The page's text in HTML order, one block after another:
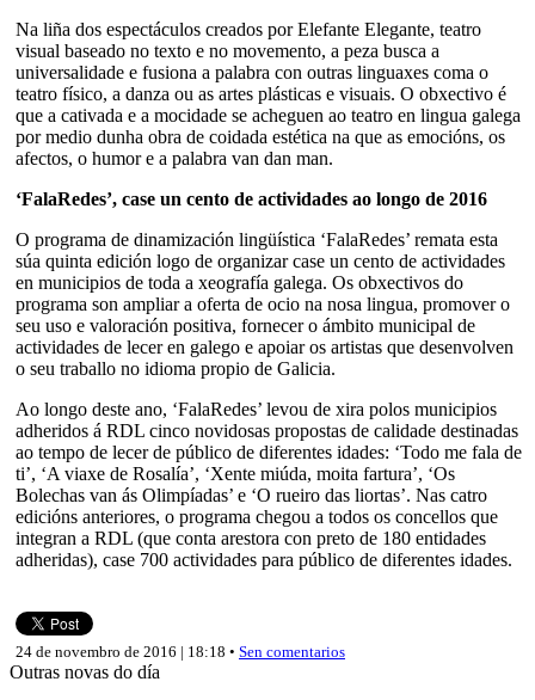
Na liña dos espectáculos creados por Elefante Elegante, teatro
visual baseado no texto e no movemento, a peza busca a
universalidade e fusiona a palabra con outras linguaxes coma o
teatro físico, a danza ou as artes plásticas e visuais. O obxectivo é
que a cativada e a mocidade se acheguen ao teatro en lingua galega
por medio dunha obra de coidada estética na que as emocións, os
afectos, o humor e a palabra van dan man.
‘FalaRedes’, case un cento de actividades ao longo de 2016
O programa de dinamización lingüística ‘FalaRedes’ remata esta
súa quinta edición logo de organizar case un cento de actividades
en municipios de toda a xeografía galega. Os obxectivos do
programa son ampliar a oferta de ocio na nosa lingua, promover o
seu uso e valoración positiva, fornecer o ámbito municipal de
actividades de lecer en galego e apoiar os artistas que desenvolven
o seu traballo no idioma propio de Galicia.
Ao longo deste ano, ‘FalaRedes’ levou de xira polos municipios
adheridos á RDL cinco novidosas propostas de calidade destinadas
ao tempo de lecer de público de diferentes idades: ‘Todo me fala de
ti’, ‘A viaxe de Rosalía’, ‘Xente miúda, moita fartura’, ‘Os
Bolechas van ás Olimpíadas’ e ‘O rueiro das liortas’. Nas catro
edicións anteriores, o programa chegou a todos os concellos que
integran a RDL (que conta arestora con preto de 180 entidades
adheridas), case 700 actividades para público de diferentes idades.
24 de novembro de 2016 | 18:18 • Sen comentarios
Outras novas do día